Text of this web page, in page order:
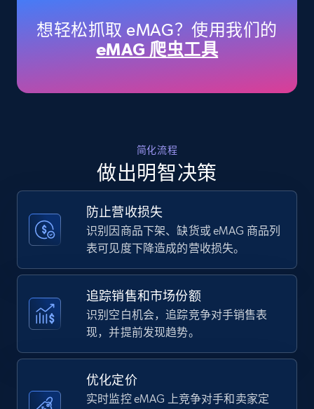
Title, Seller name, Brand, Description, Initial
price, Currency, Availability, Reviews count, and
35.2K+ 5.7K+ 立即开始
Amazon products - find products by using
upc numbers
price, Currency, Availability, Reviews count, and
more.
35.2K+ 5.7K+ 立即开始
Amazon Reviews
URL, Product name, Product rating, Product
rating object, Product rating max, Rating,
Author name, Asin, and more.
想轻松抓取 eMAG？使用我们的
eMAG 爬虫工具
简化流程
做出明智决策
防止营收损失
识别因商品下架、缺货或 eMAG 商品列
表可见度下降造成的营收损失。
追踪销售和市场份额
识别空白机会，追踪竞争对手销售表
现，并提前发现趋势。
优化定价
实时监控 eMAG 上竞争对手和卖家定